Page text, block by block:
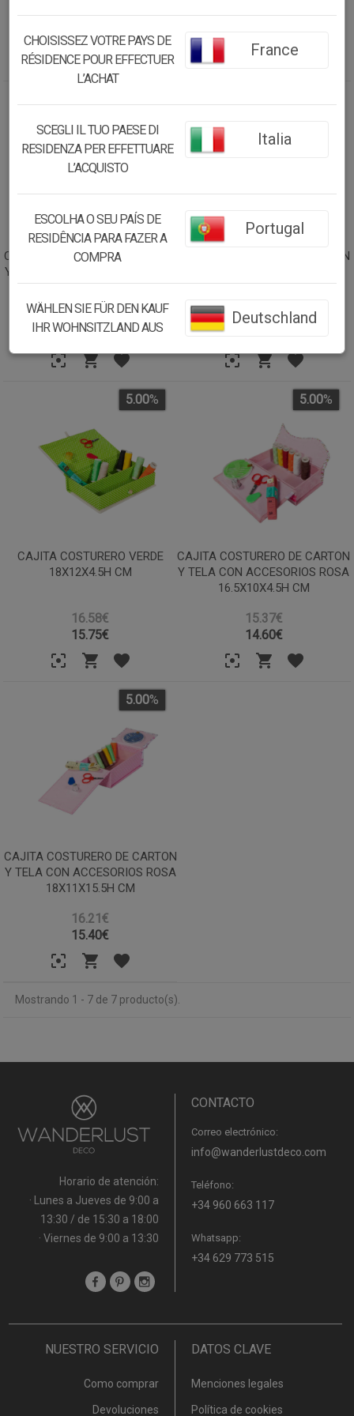
32.78€
31.15€
22.14€
CAJITA COSTURERO DE CARTON
Y TELA CON ACCESORIOS ROSA
10X10X10H CM
19.24€
18.28€
CAJITA COSTURERO DE CARTON
MULTICOLOR 14X14X12H CM
20.69€
CAJITA COSTURERO VERDE
18X12X4.5H CM
16.58€
5.00%
15.75€
CAJITA COSTURERO DE CARTON
Y TELA CON ACCESORIOS ROSA
16.5X10X4.5H CM
15.37€
5.00%
14.60€
CAJITA COSTURERO DE CARTON
Y TELA CON ACCESORIOS ROSA
18X11X15.5H CM
16.21€
5.00%
15.40€
Mostrando 1 - 7 de 7 producto(s).
Horario de atención:
· Lunes a Jueves de 9:00 a
13:30 / de 15:30 a 18:00
· Viernes de 9:00 a 13:30
CONTACTO
Correo electrónico:
info@wanderlustdeco.com
Teléfono:
+34 960 663 117
Whatsapp:
+34 629 773 515
NUESTRO SERVICIO
Como comprar
Devoluciones
DATOS CLAVE
Menciones legales
Política de cookies
CHOISISSEZ VOTRE PAYS DE
RÉSIDENCE POUR EFFECTUER
L’ACHAT
France
SCEGLI IL TUO PAESE DI
RESIDENZA PER EFFETTUARE
L’ACQUISTO
Italia
ESCOLHA O SEU PAÍS DE
RESIDÊNCIA PARA FAZER A
COMPRA
Portugal
WÄHLEN SIE FÜR DEN KAUF
IHR WOHNSITZLAND AUS
Deutschland